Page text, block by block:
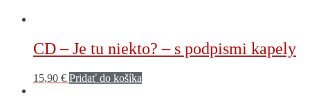
CD – Je tu niekto? – s podpismi kapely
15,90 € Pridať do košíka